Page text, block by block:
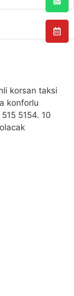
korsan taksi
konforlu
5154. 10